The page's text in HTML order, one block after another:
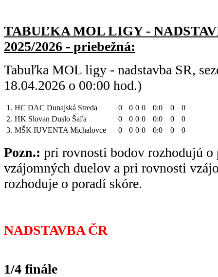
TABUĽKA MOL LIGY -
2025/2026 - priebežná:
Tabuľka MOL ligy - nadstavba SR,
18.04.2026 o 00:00 hod.)
1. HC DAC Dunajská Streda 0 0 0 0 0:0 0
0
2. HK Slovan Duslo Šaľa 0 0 0 0 0:0 0
0
3. MŠK IUVENTA Michalovce 0 0 0 0 0:0 0 0
Pozn.: pri rovnosti bodov rozhodujú o
vzájomných duelov a pri rovnosti
rozhoduje o poradí skóre.
NADSTAVBA ČR
1/4 finále